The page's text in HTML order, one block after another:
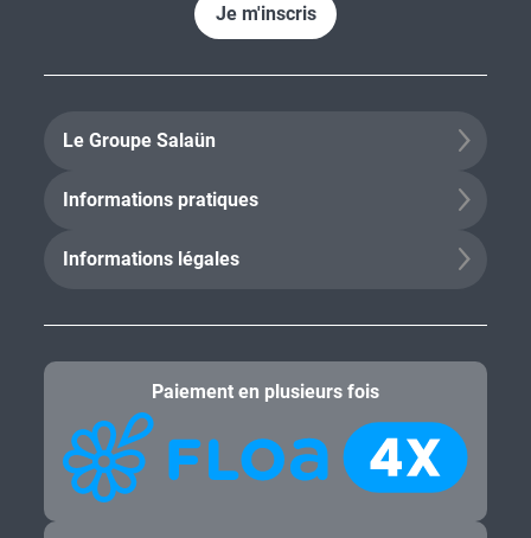
Je m'inscris
Le Groupe Salaün
Informations pratiques
Informations légales
Paiement en plusieurs fois